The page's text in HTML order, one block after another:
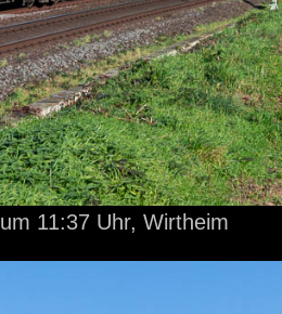
um 11:37 Uhr, Wirtheim